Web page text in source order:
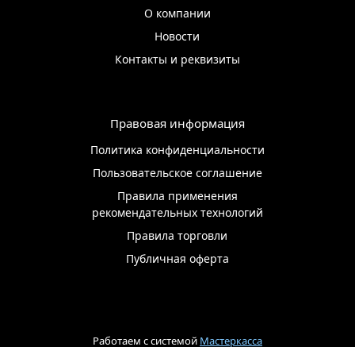
О компании
Новости
Контакты и реквизиты
Правовая информация
Политика конфиденциальности
Пользовательское соглашение
Правила применения
рекомендательных технологий
Правила торговли
Публичная оферта
Работаем с системой Мастеркасса